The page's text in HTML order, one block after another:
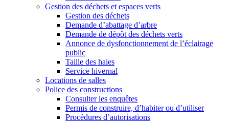
Gestion des déchets et espaces verts
Gestion des déchets
Demande d’abattage d’arbre
Demande de dépôt des déchets verts
Annonce de dysfonctionnement de l’éclairage
public
Taille des haies
Service hivernal
Locations de salles
Police des constructions
Consulter les enquêtes
Permis de construire, d’habiter ou d’utiliser
Procédures d’autorisations